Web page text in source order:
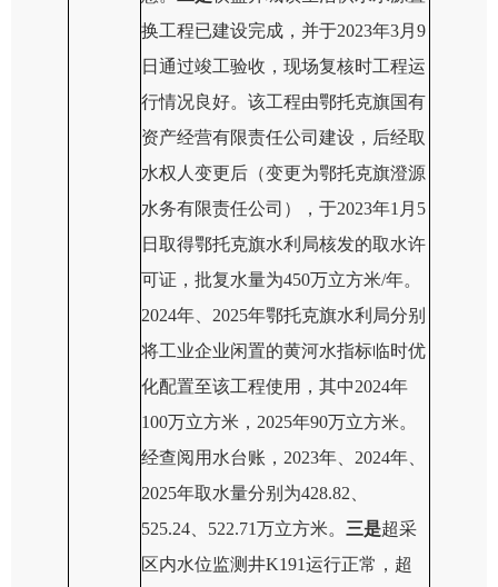
换工程已建设完成，并于2023年3月9
日通过竣工验收，现场复核时工程运
行情况良好。该工程由鄂托克旗国有
资产经营有限责任公司建设，后经取
水权人变更后（变更为鄂托克旗澄源
水务有限责任公司），于2023年1月5
日取得鄂托克旗水利局核发的取水许
可证，批复水量为450万立方米/年。
2024年、2025年鄂托克旗水利局分别
将工业企业闲置的黄河水指标临时优
化配置至该工程使用 ， 其中2024年
100万立方米，2025年90万立方米。
经查阅用水台账，2023年、2024年、
2025年取水量分别为428.82、
525.24、522.71万立方米。 三是超采
区内水位监测井K191运行正常，超